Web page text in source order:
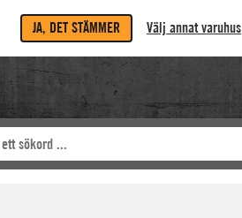
JA, DET STÄMMER Välj annat varuhus